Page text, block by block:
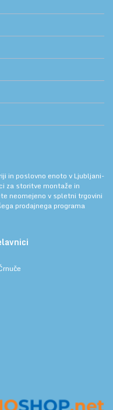
in poslovno enoto v Ljubljani-
za storitve montaže in
neomejeno v spletni trgovini
prodajnega programa